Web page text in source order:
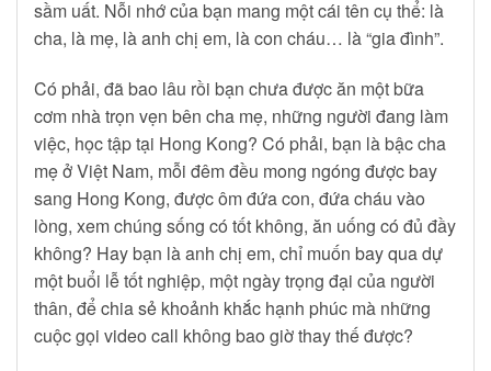
sầm uất. Nỗi nhớ của bạn mang một cái tên cụ thể: là
cha, là mẹ, là anh chị em, là con cháu… là “gia đình”.
Có phải, đã bao lâu rồi bạn chưa được ăn một bữa
cơm nhà trọn vẹn bên cha mẹ, những người đang làm
việc, học tập tại Hong Kong? Có phải, bạn là bậc cha
mẹ ở Việt Nam, mỗi đêm đều mong ngóng được bay
sang Hong Kong, được ôm đứa con, đứa cháu vào
lòng, xem chúng sống có tốt không, ăn uống có đủ đầy
không? Hay bạn là anh chị em, chỉ muốn bay qua dự
một buổi lễ tốt nghiệp, một ngày trọng đại của người
thân, để chia sẻ khoảnh khắc hạnh phúc mà những
cuộc gọi video call không bao giờ thay thế được?